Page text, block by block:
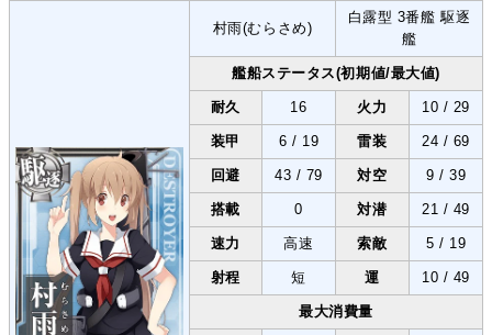
村雨(むらさめ)
白露型 3番艦 駆逐
艦
艦船ステータス(初期値/最大値)
耐久 16 火力 10 / 29
装甲 6 / 19 雷装 24 / 69
回避 43 / 79 対空 9 / 39
搭載 0 対潜 21 / 49
速力 高速 索敵 5 / 19
射程 短 運 10 / 49
最大消費量